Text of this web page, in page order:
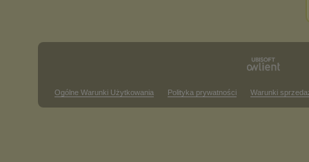
Ogólne Warunki Użytkowania Polityka prywatności Warunki